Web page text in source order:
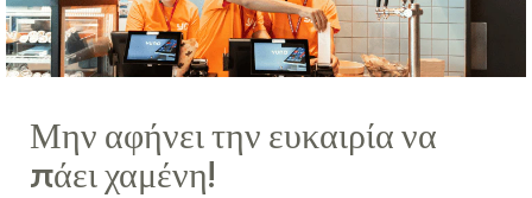
Μην αφήνει την ευκαιρία να
πάει χαμένη!